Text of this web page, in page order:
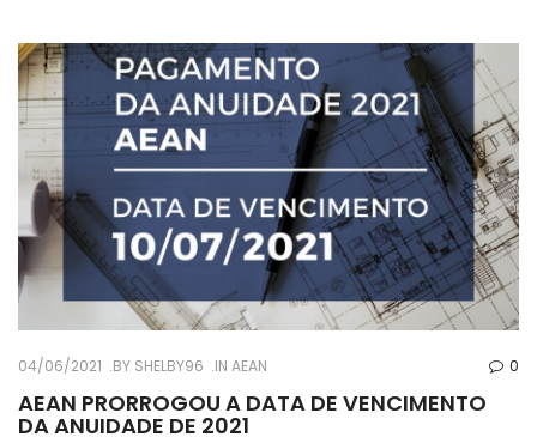
04/06/2021 BY SHELBY96 IN AEAN 0
AEAN PRORROGOU A DATA DE VENCIMENTO
DA ANUIDADE DE 2021